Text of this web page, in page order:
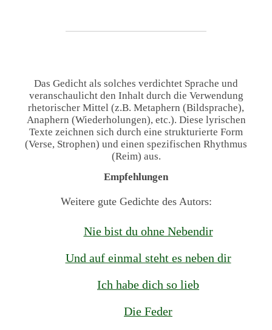
Das Gedicht als solches verdichtet Sprache und
veranschaulicht den Inhalt durch die Verwendung
rhetorischer Mittel (z.B. Metaphern (Bildsprache),
Anaphern (Wiederholungen), etc.). Diese lyrischen
Texte zeichnen sich durch eine strukturierte Form
(Verse, Strophen) und einen spezifischen Rhythmus
(Reim) aus.
Empfehlungen
Weitere gute Gedichte des Autors:
Nie bist du ohne Nebendir
Und auf einmal steht es neben dir
Ich habe dich so lieb
Die Feder